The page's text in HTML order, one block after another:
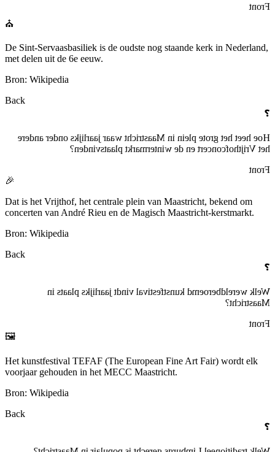
Front
⛪
De Sint-Servaasbasiliek is de oudste nog staande kerk in Nederland,
met delen uit de 6e eeuw.
Bron: Wikipedia
Back
❓
Hoe heet het grote plein in Maastricht waar jaarlijks onder andere
het Vrijthofconcert en de wintermarkt plaatsvinden?
Front
🎉
Dat is het Vrijthof, het centrale plein van Maastricht, bekend om
concerten van André Rieu en de Magisch Maastricht-kerstmarkt.
Bron: Wikipedia
Back
❓
Welk wereldberoemd kunstfestival vindt jaarlijks plaats in
Maastricht?
Front
🖼️
Het kunstfestival TEFAF (The European Fine Art Fair) wordt elk
voorjaar gehouden in het MECC Maastricht.
Bron: Wikipedia
Back
❓